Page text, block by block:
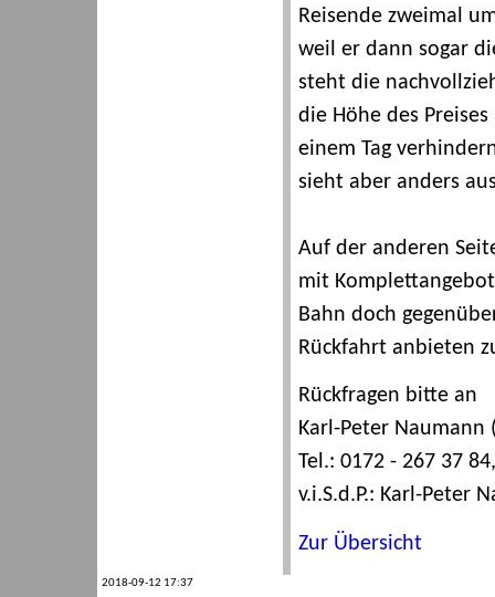
Reisende zweimal
weil er dann sogar
steht die
die Höhe des
einem Tag
sieht aber anders
Auf der anderen
mit
Bahn doch
Rückfahrt anbieten
Rückfragen bitte an
Karl-Peter Naumann
Tel.: 0172 - 267 37
v.i.S.d.P.: Karl-Peter
Zur Übersicht
2018-09-12 17:37